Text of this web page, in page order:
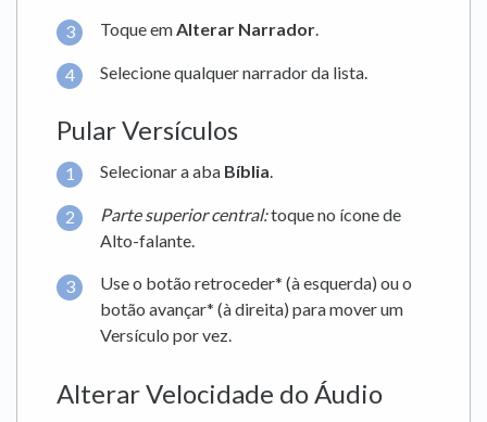
Toque emAlterar Narrador.
Selecione qualquer narrador da lista.
Pular Versículos
Selecionar a aba Bíblia.
Parte superior central:toque no ícone de
Alto-falante.
Use o botão retroceder* (à esquerda) ou o
botão avançar* (à direita) para mover um
Versículo por vez.
Alterar Velocidade do Áudio